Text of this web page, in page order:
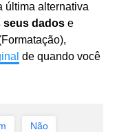
última alternativa
seus dados e
de quando você
Não